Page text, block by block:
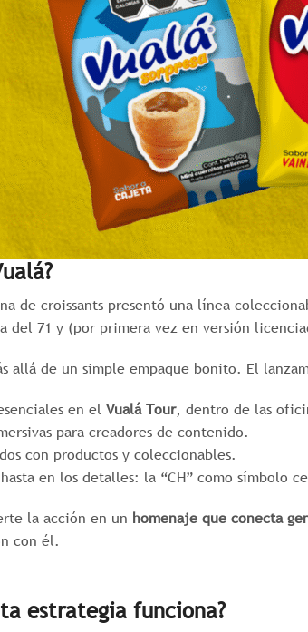
de croissants presentó una línea
del 71 y (por primera vez en versión
allá de un simple empaque bonito. El
en el Vualá Tour, dentro de las
para creadores de contenido.
con productos y coleccionables.
en los detalles: la “CH” como símbolo
la acción en un homenaje que conecta
con él.
estrategia funciona?